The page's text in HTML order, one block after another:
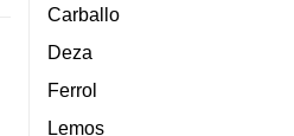
Carballo
Deza
Ferrol
Lemos